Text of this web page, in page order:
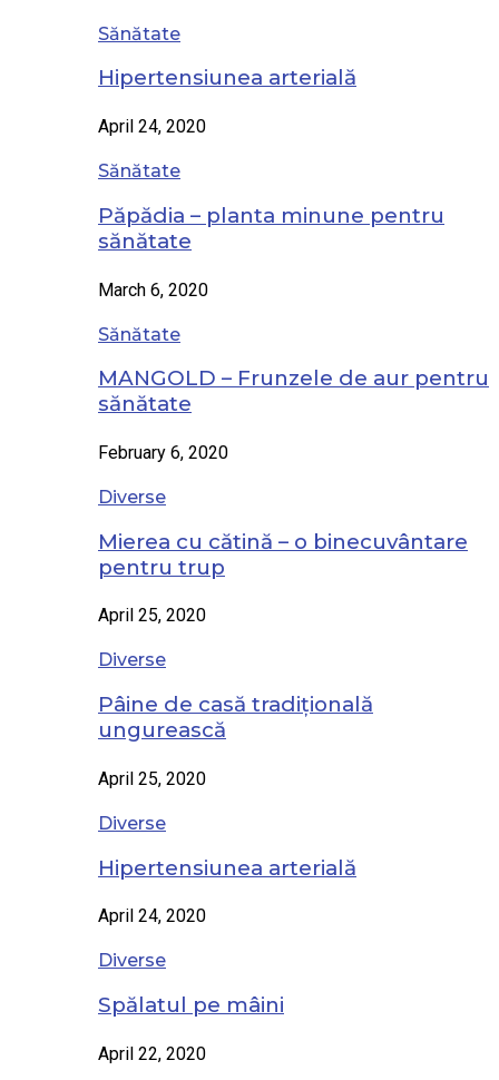
Sănătate
Hipertensiunea arterială
April 24, 2020
Sănătate
Păpădia – planta minune pentru
sănătate
March 6, 2020
Sănătate
MANGOLD – Frunzele de aur pentru
sănătate
February 6, 2020
Diverse
Mierea cu cătină – o binecuvântare
pentru trup
April 25, 2020
Diverse
Pâine de casă tradițională
ungurească
April 25, 2020
Diverse
Hipertensiunea arterială
April 24, 2020
Diverse
Spălatul pe mâini
April 22, 2020